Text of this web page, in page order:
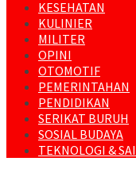
KESEHATAN
KULINIER
MILITER
OPINI
OTOMOTIF
PEMERINTAHAN
PENDIDIKAN
SERIKAT BURUH
SOSIAL BUDAYA
TEKNOLOGI &